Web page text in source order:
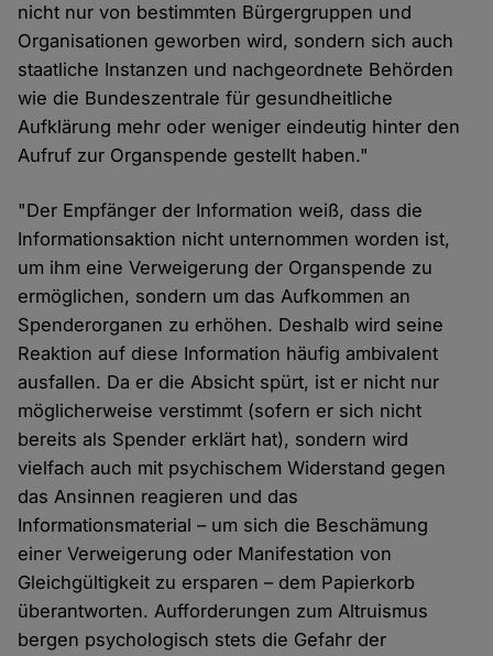
nicht nur von bestimmten Bürgergruppen und
Organisationen geworben wird, sondern sich auch
staatliche Instanzen und nachgeordnete Behörden
wie die Bundeszentrale für gesundheitliche
Aufklärung mehr oder weniger eindeutig hinter den
Aufruf zur Organspende gestellt haben."
"Der Empfänger der Information weiß, dass die
Informationsaktion nicht unternommen worden ist,
um ihm eine Verweigerung der Organspende zu
ermöglichen, sondern um das Aufkommen an
Spenderorganen zu erhöhen. Deshalb wird seine
Reaktion auf diese Information häufig ambivalent
ausfallen. Da er die Absicht spürt, ist er nicht nur
möglicherweise verstimmt (sofern er sich nicht
bereits als Spender erklärt hat), sondern wird
vielfach auch mit psychischem Widerstand gegen
das Ansinnen reagieren und das
Informationsmaterial – um sich die Beschämung
einer Verweigerung oder Manifestation von
Gleichgültigkeit zu ersparen – dem Papierkorb
überantworten. Aufforderungen zum Altruismus
bergen psychologisch stets die Gefahr der